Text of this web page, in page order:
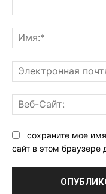
сохраните мое
сайт в этом